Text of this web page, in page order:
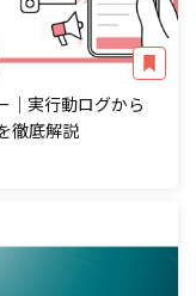
｜実行動ログから
徹底解説